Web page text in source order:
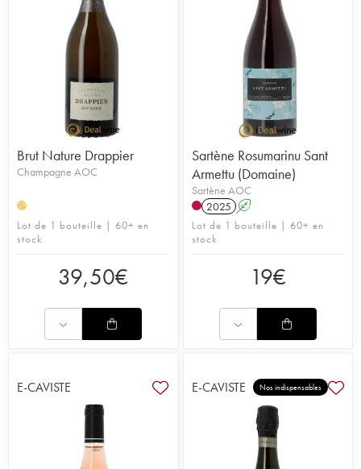
Brut Nature Drappier
Champagne AOC
H
Lot de 1 bouteille | 60+ en
stock
39,50€
Sartène Rosumarinu Sant
Armettu (Domaine)
Sartène AOC
2025 A
Lot de 1 bouteille | 60+ en
stock
19€
E-CAVISTE E-CAVISTE Nos indispensables